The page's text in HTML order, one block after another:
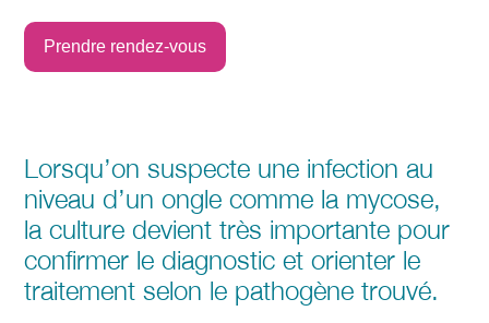
Prendre rendez-vous
Lorsqu’on suspecte une infection au
niveau d’un ongle comme la mycose,
la culture devient très importante pour
confirmer le diagnostic et orienter le
traitement selon le pathogène trouvé.